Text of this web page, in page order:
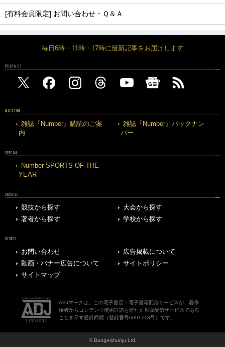
[有料会員限定] お問い合わせ・Ｑ＆Ａ
毎日6時・11時・17時に最新記事をお届けします
FOLLOW US
MAGAZINE
雑誌『Number』購読のご案
内
雑誌『Number』バックナン
バー
SPECIAL
Number SPORTS OF THE
YEAR
ARCHIVE
競技から探す
大会から探す
著者から探す
学校から探す
OTHERS
お問い合わせ
広告掲載について
動画・バナー広告について
サイトポリシー
サイトマップ
ABJマークは、この電子書店・電子書籍配信サービスが、著作
権者からコンテンツ使用許諾を得た正規版配信サービスである
ことを示す登録商標（登録番号6091713号）です。
© Bungeishunju Ltd.